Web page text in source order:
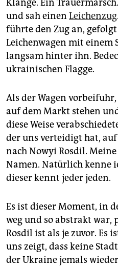
Klänge. Ein
und sah einen Leichenzug
führte den Zug an,
Leichenwagen mit einem
langsam hinter ihn.
ukrainischen Flagge.
Als der Wagen
auf dem Markt stehen
diese Weise
der uns verteidigt hat,
nach Nowyi Rosdil.
Namen. Natürlich kenne
dieser kennt jeder jeden.
Es ist dieser Moment, in
weg und so abstrakt
Rosdil ist als je zuvor. Es
uns zeigt, dass keine
der Ukraine jemals